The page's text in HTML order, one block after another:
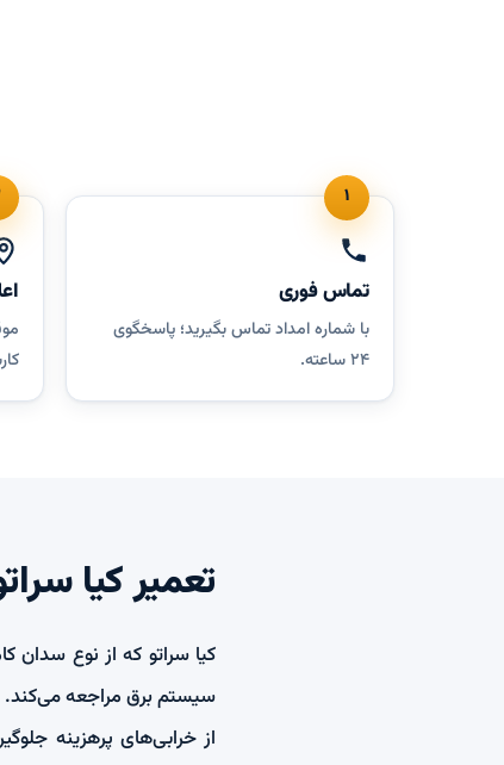
۱
تماس فوری
با شماره امداد تماس بگیرید؛ پاسخگوی
۲۴ ساعته.
تعمیر کیا
کیا سراتو که از نوع سدان
سیستم برق مراجعه می‌کند.
از خرابی‌های پرهزینه